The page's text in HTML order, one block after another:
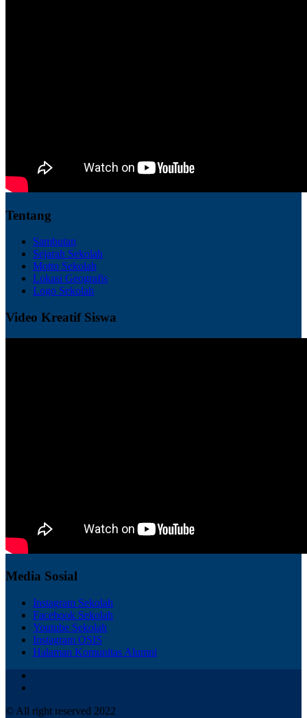
Tentang
Sambutan
Sejarah Sekolah
Motto Sekolah
Lokasi Geografis
Logo Sekolah
Video Kreatif Siswa
Media Sosial
Instagram Sekolah
Facebook Sekolah
Youtube Sekolah
Instagram OSIS
Halaman Komunitas Alumni
© All right reserved 2022